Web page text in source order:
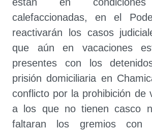
calefaccionadas, en el
reactivarán los casos
que aún en vacaciones
presentes con los
prisión domiciliaria en
conflicto por la prohibición de
a los que no tienen casco
faltaran los gremios con